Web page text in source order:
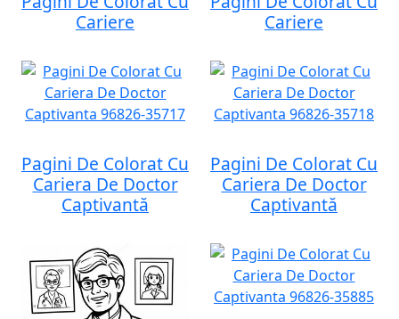
Cariere
Cariere
Pagini De Colorat Cu
Cariera De Doctor
Captivantă
Pagini De Colorat Cu
Cariera De Doctor
Captivantă